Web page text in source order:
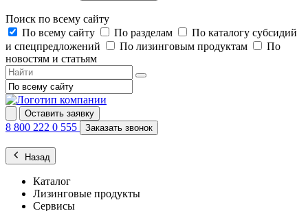
Поиск по всему сайту
По всему сайту
По разделам
По каталогу субсидий
и спецпредложений
По лизинговым продуктам
По
новостям и статьям
Оставить заявку
8 800 222 0 555 Заказать звонок
Назад
Каталог
Лизинговые продукты
Сервисы